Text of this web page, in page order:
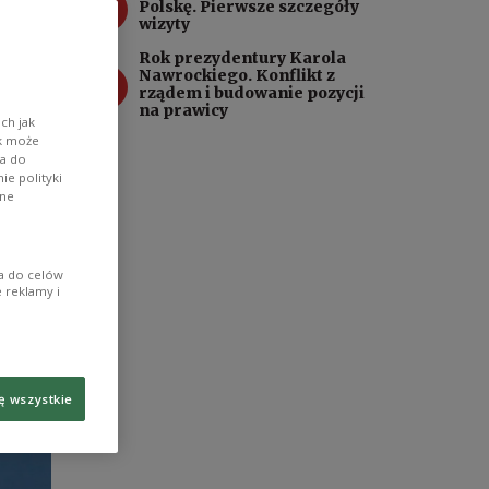
Polskę. Pierwsze szczegóły
wizyty
Rok prezydentury Karola
Nawrockiego. Konflikt z
rządem i budowanie pozycji
na prawicy
jak
może
do
polityki
do celów
reklamy i
wszystkie